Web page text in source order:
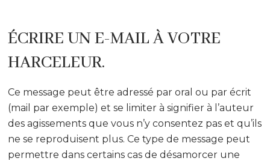
ÉCRIRE UN E-MAIL À VOTRE
HARCELEUR.
Ce message peut être adressé par oral ou par écrit
(mail par exemple) et se limiter à signifier à l’auteur
des agissements que vous n’y consentez pas et qu’ils
ne se reproduisent plus. Ce type de message peut
permettre dans certains cas de désamorcer une